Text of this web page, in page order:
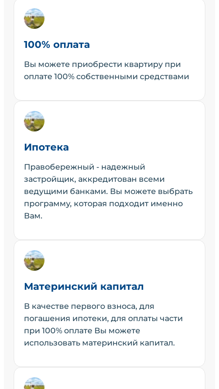
100% оплата
Вы можете приобрести квартиру при
оплате 100% собственными средствами
Ипотека
Правобережный - надежный
застройщик, аккредитован всеми
ведущими банками. Вы можете выбрать
программу, которая подходит именно
Вам.
Материнский капитал
В качестве первого взноса, для
погашения ипотеки, для оплаты части
при 100% оплате Вы можете
использовать материнский капитал.